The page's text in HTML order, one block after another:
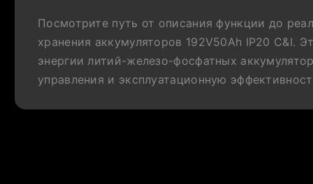
Посмотрите путь от описания функции до
хранения аккумуляторов 192V50Ah IP20 C&I.
энергии литий-железо-фосфатных
управления и эксплуатационную